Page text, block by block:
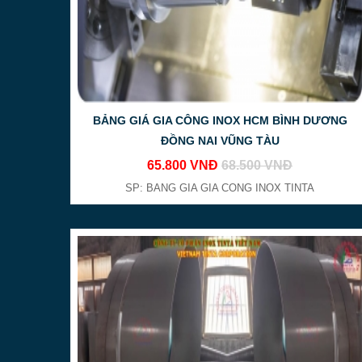
BẢNG GIÁ GIA CÔNG INOX HCM BÌNH DƯƠNG
ĐỒNG NAI VŨNG TÀU
65.800 VNĐ 68.500 VNĐ
SP: BANG GIA GIA CONG INOX TINTA